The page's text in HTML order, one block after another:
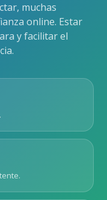
muchas
online. Estar
y facilitar el